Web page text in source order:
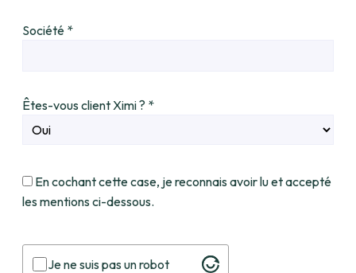
Société *
Êtes-vous client Ximi ? *
En cochant cette case, je reconnais avoir lu et accepté
les mentions ci-dessous.
Je ne suis pas un robot